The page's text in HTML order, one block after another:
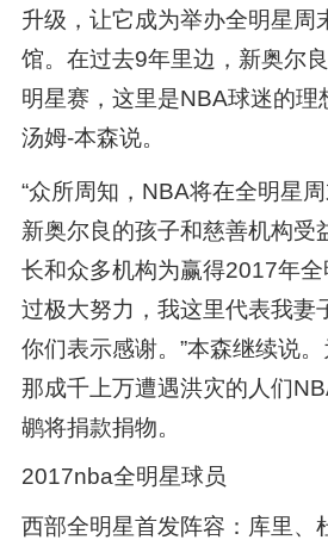
升级，让它成为举办全明星周
馆。在过去9年里边，新奥尔
明星赛，这里是NBA球迷的理
汤姆-本森说。
“众所周知，NBA将在全明星
新奥尔良的孩子和慈善机构受
长和众多机构为赢得2017年
过极大努力，我这里代表我妻
你们表示感谢。”本森继续说
那成千上万遭遇洪灾的人们
鹕将捐款捐物。
2017nba全明星球员
西部全明星首发阵容：库里、